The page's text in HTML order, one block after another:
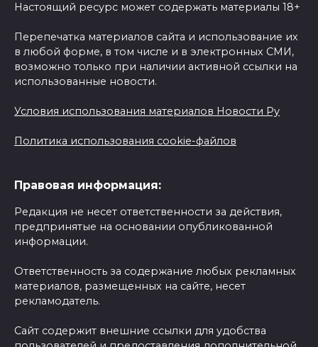
Настоящий ресурс может содержать материалы 18+
Перепечатка материалов сайта и использование их
в любой форме, в том числе и в электронных СМИ,
возможно только при наличии активной ссылки на
использованные новости.
Условия использования материалов Новости Ру
Политика использования cookie-файлов
Правовая информация:
Редакция не несет ответственности за действия,
предпринятые на основании опубликованной
информации.
Ответственность за содержание любых рекламных
материалов, размещенных на сайте, несет
рекламодатель.
Сайт содержит внешние ссылки для удобства